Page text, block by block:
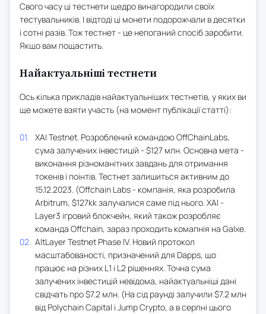
Свого часу ці тестнети щедро винагородили своїх
тестувальників. І відтоді ці монети подорожчали в десятки
і сотні разів. Тож тестнет - це непоганий спосіб заробити.
Якщо вам пощастить.
Найактуальніші тестнети
Ось кілька прикладів найактуальніших тестнетів, у яких ви
ще можете взяти участь (на момент публікації статті):
XAI Testnet. Розроблений командою OffChainLabs,
сума залучених інвестицій - $127 млн. Основна мета -
виконання різноманітних завдань для отримання
токенів і поінтів. Тестнет залишиться активним до
15.12.2023. (Offchain Labs - компанія, яка розробила
Arbitrum, $127kk залучалися саме під нього. XAI -
Layer3 ігровий блокчейн, який також розробляє
команда Offchain, зараз проходить комапнія на Galxe.
AltLayer Testnet Phase IV. Новий протокол
масштабованості, призначений для Dapps, що
працює на різних L1 і L2 рішеннях. Точна сума
залучених інвестицій невідома, найактуальніші дані
свідчать про $7.2 млн. (На сід раунді залучили $7.2 млн
від Polychain Capital і Jump Crypto, а в серпні цього